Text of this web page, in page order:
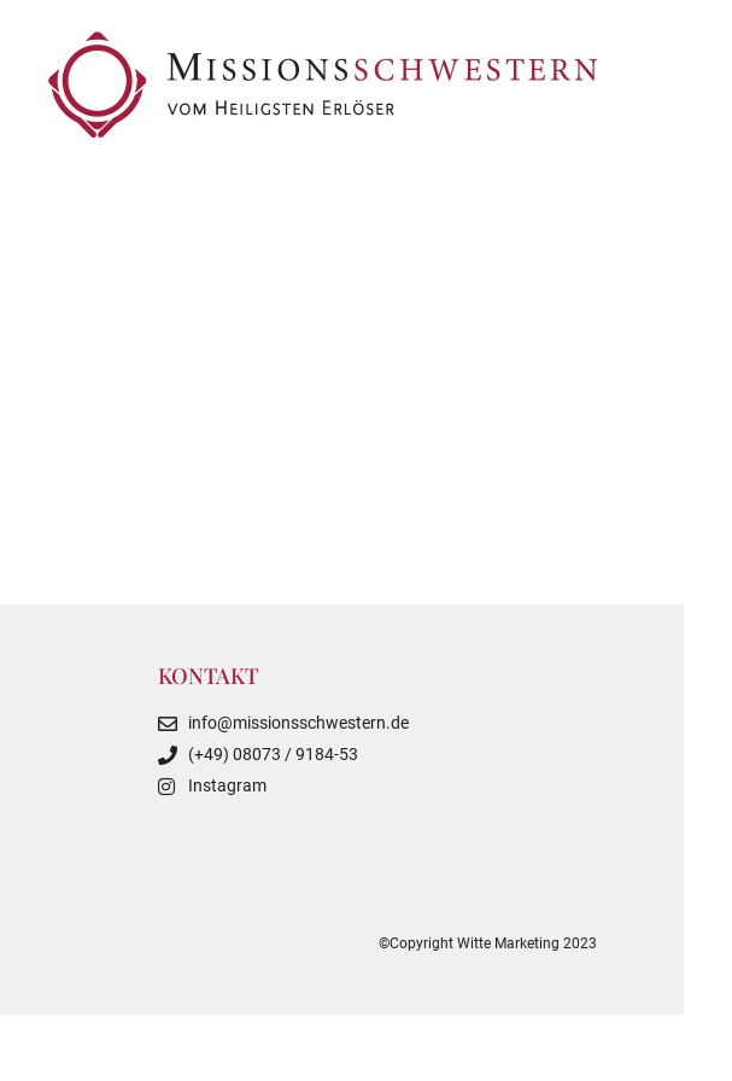
KONTAKT
info@missionsschwestern.de
(+49) 08073 / 9184-53
Instagram
©Copyright Witte Marketing 2023